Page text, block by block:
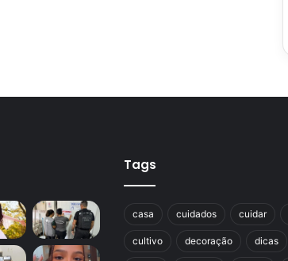
Tags
casa cuidados cuidar
cultivo decoração dicas